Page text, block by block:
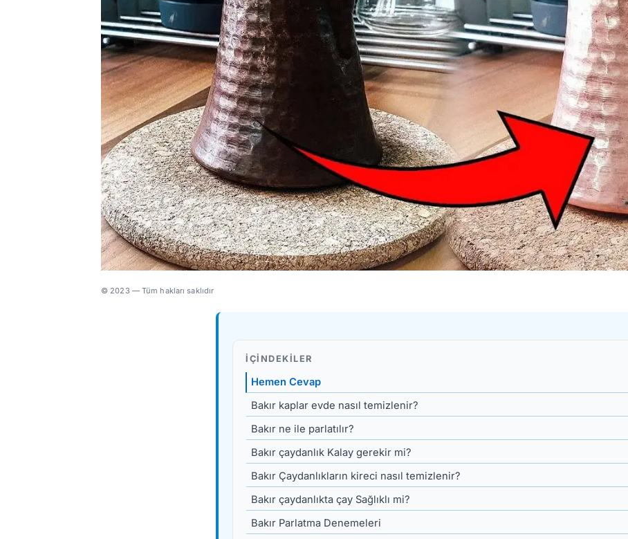
© 2023 — Tüm hakları saklıdır
İÇINDEKILER
Hemen Cevap
Bakır kaplar evde nasıl temizlenir?
Bakır ne ile parlatılır?
Bakır çaydanlık Kalay gerekir mi?
Bakır Çaydanlıkların kireci nasıl temizlenir?
Bakır çaydanlıkta çay Sağlıklı mi?
Bakır Parlatma Denemeleri